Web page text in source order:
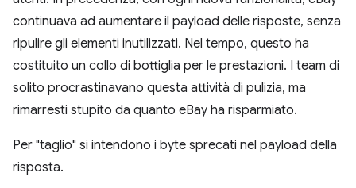
continuava ad aumentare il payload delle risposte, senza
ripulire gli elementi inutilizzati. Nel tempo, questo ha
costituito un collo di bottiglia per le prestazioni. I team di
solito procrastinavano questa attività di pulizia, ma
rimarresti stupito da quanto eBay ha risparmiato.
Per "taglio" si intendono i byte sprecati nel payload della
risposta.